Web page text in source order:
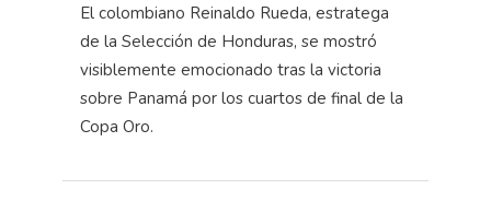
El colombiano Reinaldo Rueda, estratega
de la Selección de Honduras, se mostró
visiblemente emocionado tras la victoria
sobre Panamá por los cuartos de final de la
Copa Oro.